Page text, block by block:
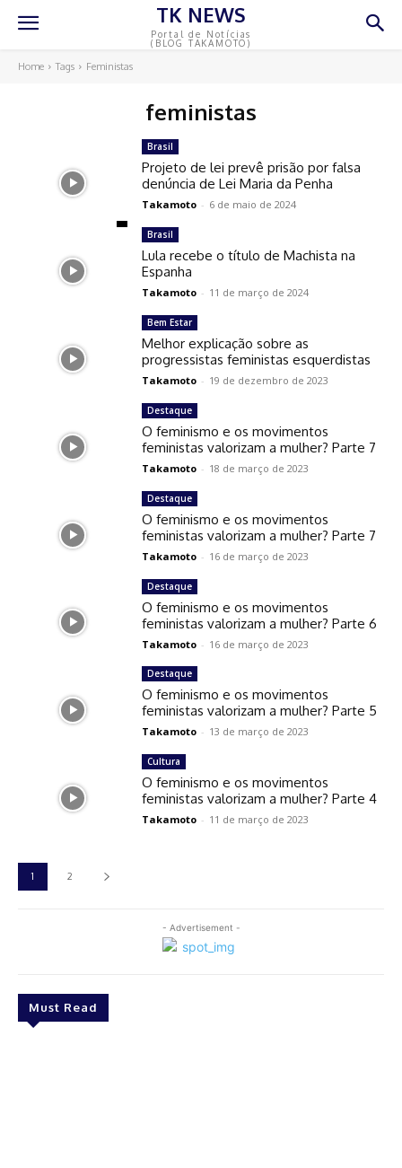
TK NEWS
Portal de Notícias
(BLOG TAKAMOTO)
Home Tags Feministas
feministas
- Advertisement -
Must Read
Brasil
Projeto de lei prevê prisão por falsa
denúncia de Lei Maria da Penha
Takamoto - 6 de maio de 2024
Brasil
Lula recebe o título de Machista na
Espanha
Takamoto - 11 de março de 2024
Bem Estar
Melhor explicação sobre as
progressistas feministas esquerdistas
Takamoto - 19 de dezembro de 2023
Destaque
O feminismo e os movimentos
feministas valorizam a mulher? Parte 7
Takamoto - 18 de março de 2023
Destaque
O feminismo e os movimentos
feministas valorizam a mulher? Parte 7
Takamoto - 16 de março de 2023
Destaque
O feminismo e os movimentos
feministas valorizam a mulher? Parte 6
Takamoto - 16 de março de 2023
Destaque
O feminismo e os movimentos
feministas valorizam a mulher? Parte 5
Takamoto - 13 de março de 2023
Cultura
O feminismo e os movimentos
feministas valorizam a mulher? Parte 4
Takamoto - 11 de março de 2023
1 2